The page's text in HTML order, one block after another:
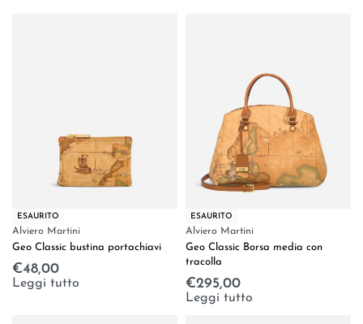
ESAURITO
Alviero Martini
Geo Classic bustina portachiavi
€48,00
Leggi tutto
ESAURITO
Alviero Martini
Geo Classic Borsa media con
tracolla
€295,00
Leggi tutto